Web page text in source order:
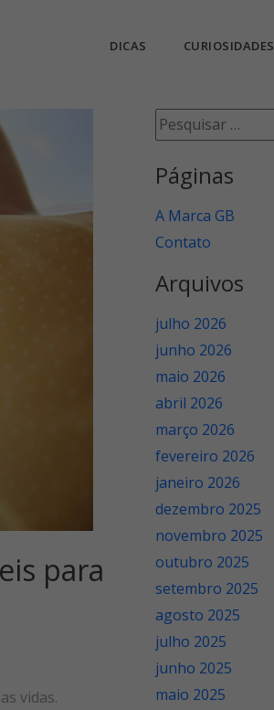
DICAS CURIOSIDADES
para
vidas.
Pesquisar
por:
Páginas
A Marca GB
Contato
Arquivos
julho 2026
junho 2026
maio 2026
abril 2026
março 2026
fevereiro 2026
janeiro 2026
dezembro 2025
novembro 2025
outubro 2025
setembro 2025
agosto 2025
julho 2025
junho 2025
maio 2025